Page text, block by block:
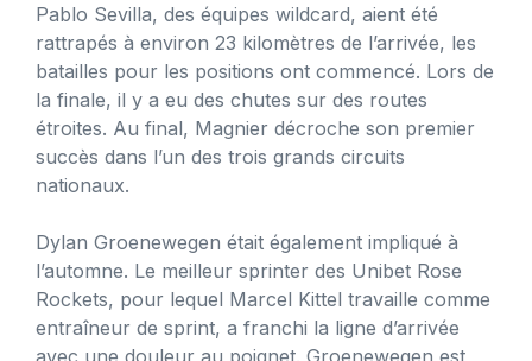
Pablo Sevilla, des équipes wildcard, aient été
rattrapés à environ 23 kilomètres de l’arrivée, les
batailles pour les positions ont commencé. Lors de
la finale, il y a eu des chutes sur des routes
étroites. Au final, Magnier décroche son premier
succès dans l’un des trois grands circuits
nationaux.
Dylan Groenewegen était également impliqué à
l’automne. Le meilleur sprinter des Unibet Rose
Rockets, pour lequel Marcel Kittel travaille comme
entraîneur de sprint, a franchi la ligne d’arrivée
avec une douleur au poignet. Groenewegen est